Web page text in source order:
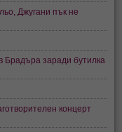
Джугани пък не
Брадъра заради бутилка
концерт